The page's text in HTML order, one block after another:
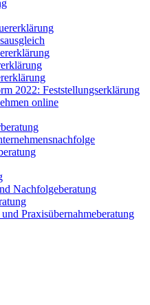
2022: Feststellungserklärung
online
Nachfolgeberatung
Praxisübernahmeberatung